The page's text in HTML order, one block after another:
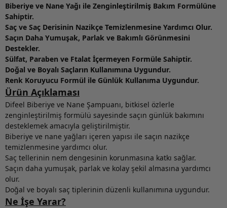
Biberiye ve Nane Yağı ile Zenginleştirilmiş Bakım Formülüne
Sahiptir.
Saç ve Saç Derisinin Nazikçe Temizlenmesine Yardımcı Olur.
Saçın Daha Yumuşak, Parlak ve Bakımlı Görünmesini
Destekler.
Sülfat, Paraben ve Ftalat İçermeyen Formüle Sahiptir.
Doğal ve Boyalı Saçların Kullanımına Uygundur.
Renk Koruyucu Formül ile Günlük Kullanıma Uygundur.
Ürün Açıklaması
Difeel Biberiye ve Nane Şampuanı, bitkisel özlerle
zenginleştirilmiş formülü sayesinde saçın günlük bakımını
desteklemek amacıyla geliştirilmiştir.
Biberiye ve nane yağları içeren yapısı ile saçın nazikçe
temizlenmesine yardımcı olur.
Saç tellerinin nem dengesinin korunmasına katkı sağlar.
Saçın daha yumuşak, parlak ve kolay şekil almasına yardımcı
olur.
Doğal ve boyalı saç tiplerinin düzenli kullanımına uygundur.
Ne İşe Yarar?